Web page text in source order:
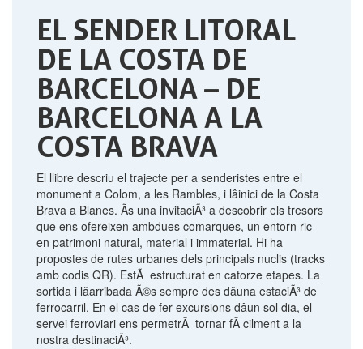
EL SENDER LITORAL
DE LA COSTA DE
BARCELONA – DE
BARCELONA A LA
COSTA BRAVA
El llibre descriu el trajecte per a senderistes entre el
monument a Colom, a les Rambles, i lâinici de la Costa
Brava a Blanes. Ãs una invitaciÃ³ a descobrir els tresors
que ens ofereixen ambdues comarques, un entorn ric
en patrimoni natural, material i immaterial. Hi ha
propostes de rutes urbanes dels principals nuclis (tracks
amb codis QR). EstÃ estructurat en catorze etapes. La
sortida i lâarribada Ã©s sempre des dâuna estaciÃ³ de
ferrocarril. En el cas de fer excursions dâun sol dia, el
servei ferroviari ens permetrÃ tornar fÃ cilment a la
nostra destinaciÃ³.